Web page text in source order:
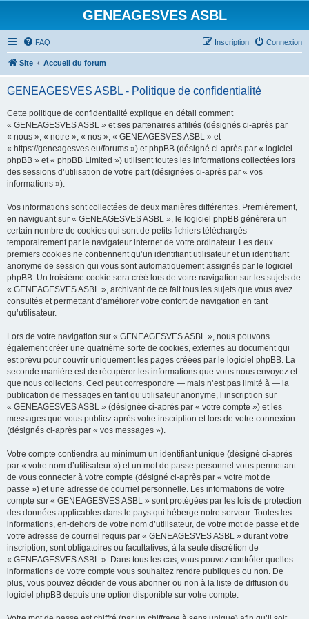
GENEAGESVES ASBL
FAQ Connexion
Inscription
Site Accueil du forum
GENEAGESVES ASBL - Politique de confidentialité
Cette politique de confidentialité explique en détail comment
« GENEAGESVES ASBL » et ses partenaires affiliés (désignés ci-après par
« nous », « notre », « nos », « GENEAGESVES ASBL » et
« https://geneagesves.eu/forums ») et phpBB (désigné ci-après par « logiciel
phpBB » et « phpBB Limited ») utilisent toutes les informations collectées lors
des sessions d’utilisation de votre part (désignées ci-après par « vos
informations »).
Vos informations sont collectées de deux manières différentes. Premièrement,
en naviguant sur « GENEAGESVES ASBL », le logiciel phpBB génèrera un
certain nombre de cookies qui sont de petits fichiers téléchargés
temporairement par le navigateur internet de votre ordinateur. Les deux
premiers cookies ne contiennent qu’un identifiant utilisateur et un identifiant
anonyme de session qui vous sont automatiquement assignés par le logiciel
phpBB. Un troisième cookie sera créé lors de votre navigation sur les sujets de
« GENEAGESVES ASBL », archivant de ce fait tous les sujets que vous avez
consultés et permettant d’améliorer votre confort de navigation en tant
qu’utilisateur.
Lors de votre navigation sur « GENEAGESVES ASBL », nous pouvons
également créer une quatrième sorte de cookies, externes au document qui
est prévu pour couvrir uniquement les pages créées par le logiciel phpBB. La
seconde manière est de récupérer les informations que vous nous envoyez et
que nous collectons. Ceci peut correspondre — mais n’est pas limité à — la
publication de messages en tant qu’utilisateur anonyme, l’inscription sur
« GENEAGESVES ASBL » (désignée ci-après par « votre compte ») et les
messages que vous publiez après votre inscription et lors de votre connexion
(désignés ci-après par « vos messages »).
Votre compte contiendra au minimum un identifiant unique (désigné ci-après
par « votre nom d’utilisateur ») et un mot de passe personnel vous permettant
de vous connecter à votre compte (désigné ci-après par « votre mot de
passe ») et une adresse de courriel personnelle. Les informations de votre
compte sur « GENEAGESVES ASBL » sont protégées par les lois de protection
des données applicables dans le pays qui héberge notre serveur. Toutes les
informations, en-dehors de votre nom d’utilisateur, de votre mot de passe et de
votre adresse de courriel requis par « GENEAGESVES ASBL » durant votre
inscription, sont obligatoires ou facultatives, à la seule discrétion de
« GENEAGESVES ASBL ». Dans tous les cas, vous pouvez contrôler quelles
informations de votre compte vous souhaitez rendre publiques ou non. De
plus, vous pouvez décider de vous abonner ou non à la liste de diffusion du
logiciel phpBB depuis une option disponible sur votre compte.